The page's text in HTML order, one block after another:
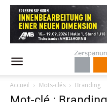
Accueil Mots-clés Branding